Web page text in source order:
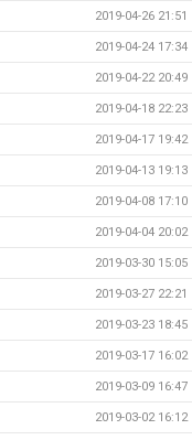
2019-04-26 21:51
2019-04-24 17:34
2019-04-22 20:49
2019-04-18 22:23
2019-04-17 19:42
2019-04-13 19:13
2019-04-08 17:10
2019-04-04 20:02
2019-03-30 15:05
2019-03-27 22:21
2019-03-23 18:45
2019-03-17 16:02
2019-03-09 16:47
2019-03-02 16:12